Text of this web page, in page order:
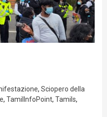
, Sciopero della
, TamilInfoPoint, Tamils,